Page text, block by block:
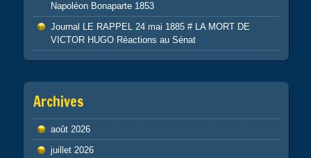
Napoléon Bonaparte 1853
Journal LE RAPPEL 24 mai 1885 # LA MORT DE
VICTOR HUGO Réactions au Sénat
Archives
août 2026
juillet 2026